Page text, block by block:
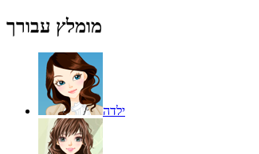
מומלץ עבורך
ילדה